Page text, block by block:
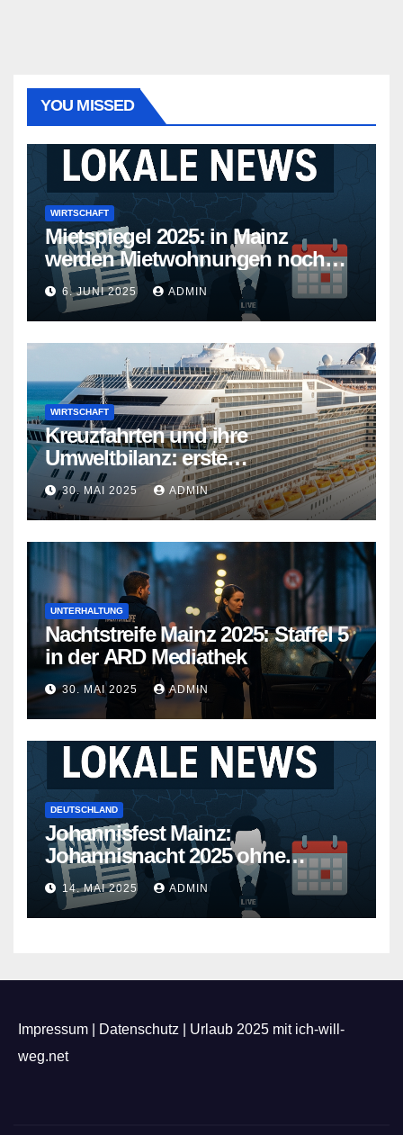
YOU MISSED
WIRTSCHAFT
Mietspiegel 2025: in Mainz
werden Mietwohnungen noch
teurer
6. JUNI 2025 ADMIN
WIRTSCHAFT
Kreuzfahrten und ihre
Umweltbilanz: erste
Kreuzfahrtschiffe gehen neue
Wege
30. MAI 2025 ADMIN
UNTERHALTUNG
Nachtstreife Mainz 2025: Staffel 5
in der ARD Mediathek
30. MAI 2025 ADMIN
DEUTSCHLAND
Johannisfest Mainz:
Johannisnacht 2025 ohne
Feuerwerk
14. MAI 2025 ADMIN
Impressum Datenschutz
Urlaub 2025 mit ich-will-
weg.net